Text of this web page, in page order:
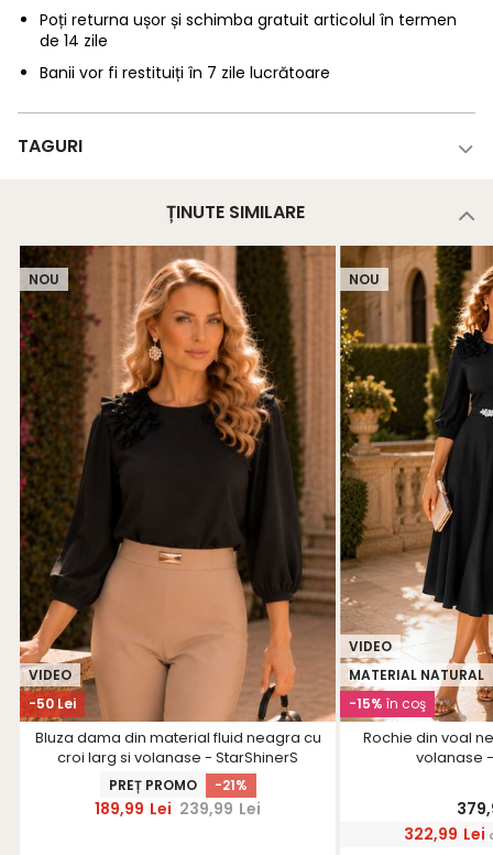
Poți returna ușor și schimba gratuit articolul în termen
de 14 zile
Banii vor fi restituiți în 7 zile lucrătoare
TAGURI
ȚINUTE SIMILARE
-50 Lei
VIDEO
NOU
Bluza dama din material fluid neagra cu
croi larg si volanase - StarShinerS
PREȚ PROMO -21%
189,99 Lei 239,99 Lei
-15% în coş
VIDEO
MATERIAL NATURAL
NOU
Rochie din voal
volanase
322,99 Lei